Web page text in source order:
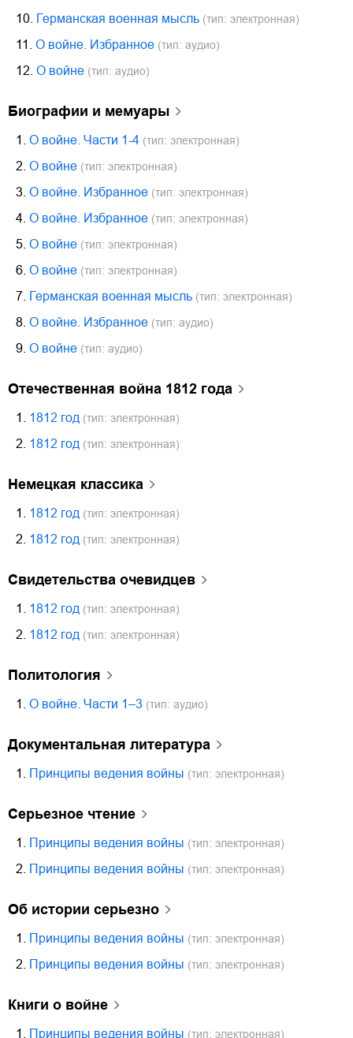
10. Германская военная мысль (тип: электронная)
11. О войне. Избранное (тип: аудио)
12. О войне (тип: аудио)
биографии и мемуары
1. О войне. Части 1-4 (тип: электронная)
2. О войне (тип: электронная)
3. О войне. Избранное (тип: электронная)
4. О войне. Избранное (тип: электронная)
5. О войне (тип: электронная)
6. О войне (тип: электронная)
7. Германская военная мысль (тип: электронная)
8. О войне. Избранное (тип: аудио)
9. О войне (тип: аудио)
Отечественная война 1812 года
1. 1812 год (тип: электронная)
2. 1812 год (тип: электронная)
немецкая классика
1. 1812 год (тип: электронная)
2. 1812 год (тип: электронная)
свидетельства очевидцев
1. 1812 год (тип: электронная)
2. 1812 год (тип: электронная)
политология
1. О войне. Части 1–3 (тип: аудио)
документальная литература
1. Принципы ведения войны (тип: электронная)
серьезное чтение
1. Принципы ведения войны (тип: электронная)
2. Принципы ведения войны (тип: электронная)
об истории серьезно
1. Принципы ведения войны (тип: электронная)
2. Принципы ведения войны (тип: электронная)
книги о войне
1. Принципы ведения войны (тип: электронная)